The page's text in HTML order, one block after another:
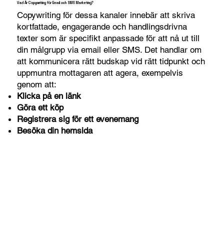
Vad Är Copywriting för Email och SMS Marketing?
Copywriting för dessa kanaler innebär att skriva
kortfattade, engagerande och handlingsdrivna
texter som är specifikt anpassade för att nå ut till
din målgrupp via email eller SMS. Det handlar om
att kommunicera rätt budskap vid rätt tidpunkt och
uppmuntra mottagaren att agera, exempelvis
genom att:
Klicka på en länk
Göra ett köp
Registrera sig för ett evenemang
Besöka din hemsida